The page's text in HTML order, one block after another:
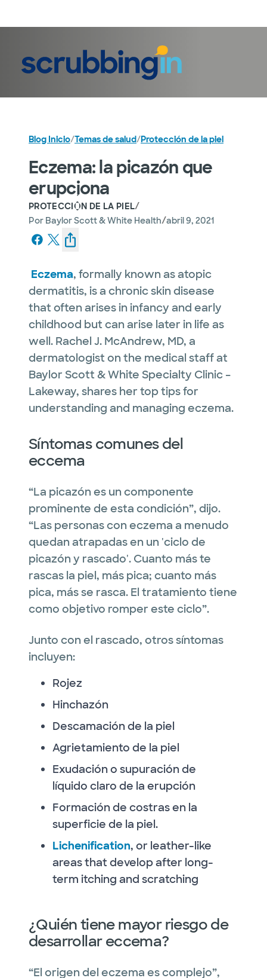
Blog Inicio/Temas de salud/Protección de la piel
Eczema: la picazón que
erupciona
PROTECCIÓN DE LA PIEL/
Por Baylor Scott & White Health/abril 9, 2021
Eczema, formally known as atopic
dermatitis, is a chronic skin disease
that often arises in infancy and early
childhood but can arise later in life as
well. Rachel J. McAndrew, MD, a
dermatologist on the medical staff at
Baylor Scott & White Specialty Clinic –
Lakeway, shares her top tips for
understanding and managing eczema.
Síntomas comunes del
eccema
“La picazón es un componente
prominente de esta condición”, dijo.
“Las personas con eczema a menudo
quedan atrapadas en un 'ciclo de
picazón y rascado'. Cuanto más te
rascas la piel, más pica; cuanto más
pica, más se rasca. El tratamiento tiene
como objetivo romper este ciclo”.
Junto con el rascado, otros síntomas
incluyen:
Rojez
Hinchazón
Descamación de la piel
Agrietamiento de la piel
Exudación o supuración de
líquido claro de la erupción
Formación de costras en la
superficie de la piel.
Lichenification, or leather-like
areas that develop after long-
term itching and scratching
¿Quién tiene mayor riesgo de
desarrollar eccema?
“El origen del eczema es complejo”,